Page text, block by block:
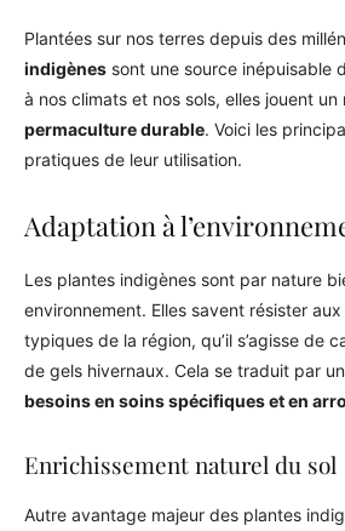
Plantées sur nos terres depuis des
indigènes sont une source inépuisable
à nos climats et nos sols, elles jouent un
permaculture durable. Voici les
pratiques de leur utilisation.
Adaptation à
Les plantes indigènes sont par nature
environnement. Elles savent résister
typiques de la région, qu’il s’agisse de
de gels hivernaux. Cela se traduit par
besoins en soins spécifiques et en
Enrichissement naturel du sol
Autre avantage majeur des plantes